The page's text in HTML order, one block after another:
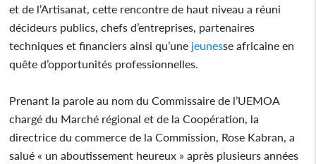
et de l’Artisanat, cette rencontre de haut niveau a réuni
décideurs publics, chefs d’entreprises, partenaires
techniques et financiers ainsi qu’une jeunesse africaine en
quête d’opportunités professionnelles.
Prenant la parole au nom du Commissaire de l’UEMOA
chargé du Marché régional et de la Coopération, la
directrice du commerce de la Commission, Rose Kabran, a
salué « un aboutissement heureux » après plusieurs années